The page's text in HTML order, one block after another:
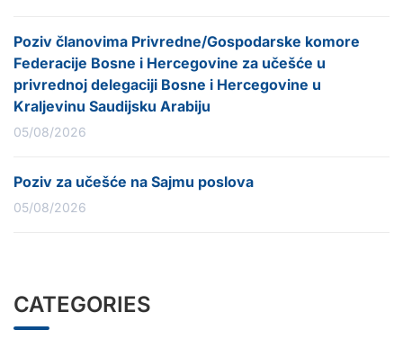
Poziv članovima Privredne/Gospodarske komore
Federacije Bosne i Hercegovine za učešće u
privrednoj delegaciji Bosne i Hercegovine u
Kraljevinu Saudijsku Arabiju
05/08/2026
Poziv za učešće na Sajmu poslova
05/08/2026
CATEGORIES